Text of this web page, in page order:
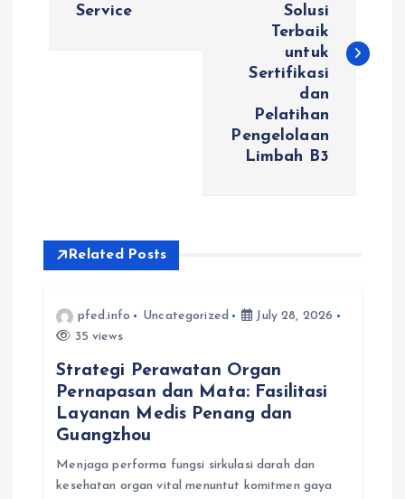
Service
Solusi
Terbaik
untuk
Sertifikasi
dan
Pelatihan
Pengelolaan
Limbah B3
Related Posts
pfed.info Uncategorized
July 28, 2026
35 views
Strategi Perawatan Organ
Pernapasan dan Mata: Fasilitasi
Layanan Medis Penang dan
Guangzhou
Menjaga performa fungsi sirkulasi darah dan
kesehatan organ vital menuntut komitmen gaya